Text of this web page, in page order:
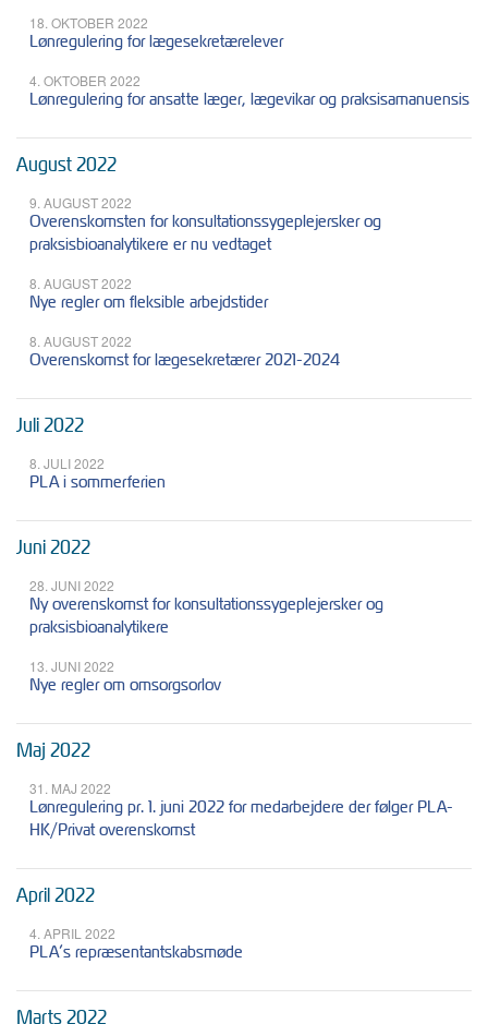
18. OKTOBER 2022
Lønregulering for lægesekretærelever
4. OKTOBER 2022
Lønregulering for ansatte læger, lægevikar og praksisamanuensis
August 2022
9. AUGUST 2022
Overenskomsten for konsultationssygeplejersker og
praksisbioanalytikere er nu vedtaget
8. AUGUST 2022
Nye regler om fleksible arbejdstider
8. AUGUST 2022
Overenskomst for lægesekretærer 2021-2024
Juli 2022
8. JULI 2022
PLA i sommerferien
Juni 2022
28. JUNI 2022
Ny overenskomst for konsultationssygeplejersker og
praksisbioanalytikere
13. JUNI 2022
Nye regler om omsorgsorlov
Maj 2022
31. MAJ 2022
Lønregulering pr. 1. juni 2022 for medarbejdere der følger PLA-
HK/Privat overenskomst
April 2022
4. APRIL 2022
PLA’s repræsentantskabsmøde
Marts 2022